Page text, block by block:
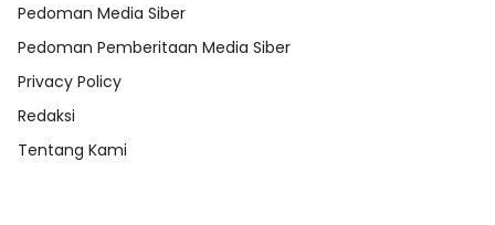
Pedoman Media Siber
Pedoman Pemberitaan Media Siber
Privacy Policy
Redaksi
Tentang Kami